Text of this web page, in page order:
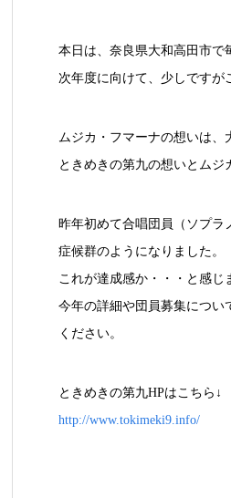
本日は、奈良県大和高田市で
次年度に向けて、少しですが
ムジカ・フマーナの想いは、
ときめきの第九の想いとムジ
昨年初めて合唱団員（ソプラ
症候群のようになりました。
これが達成感か・・・と感じ
今年の詳細や団員募集につい
ください。
ときめきの第九HPはこちら↓
http://www.tokimeki9.info/